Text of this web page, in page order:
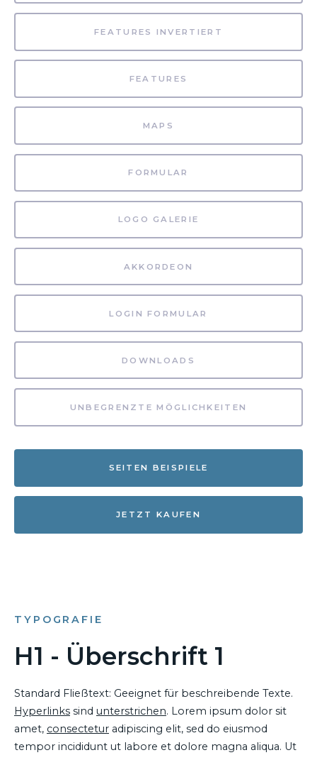
FEATURES INVERTIERT
FEATURES
MAPS
FORMULAR
LOGO GALERIE
AKKORDEON
LOGIN FORMULAR
DOWNLOADS
UNBEGRENZTE MÖGLICHKEITEN
SEITEN BEISPIELE
JETZT KAUFEN
TYPOGRAFIE
H1 - Überschrift 1
Standard Fließtext: Geeignet für beschreibende Texte.
Hyperlinks sind unterstrichen. Lorem ipsum dolor sit
amet, consectetur adipiscing elit, sed do eiusmod
tempor incididunt ut labore et dolore magna aliqua. Ut